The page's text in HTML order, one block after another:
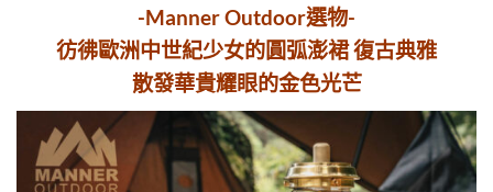
-Manner Outdoor選物-
彷彿歐洲中世紀少女的圓弧澎裙 復古典雅
散發華貴耀眼的金色光芒